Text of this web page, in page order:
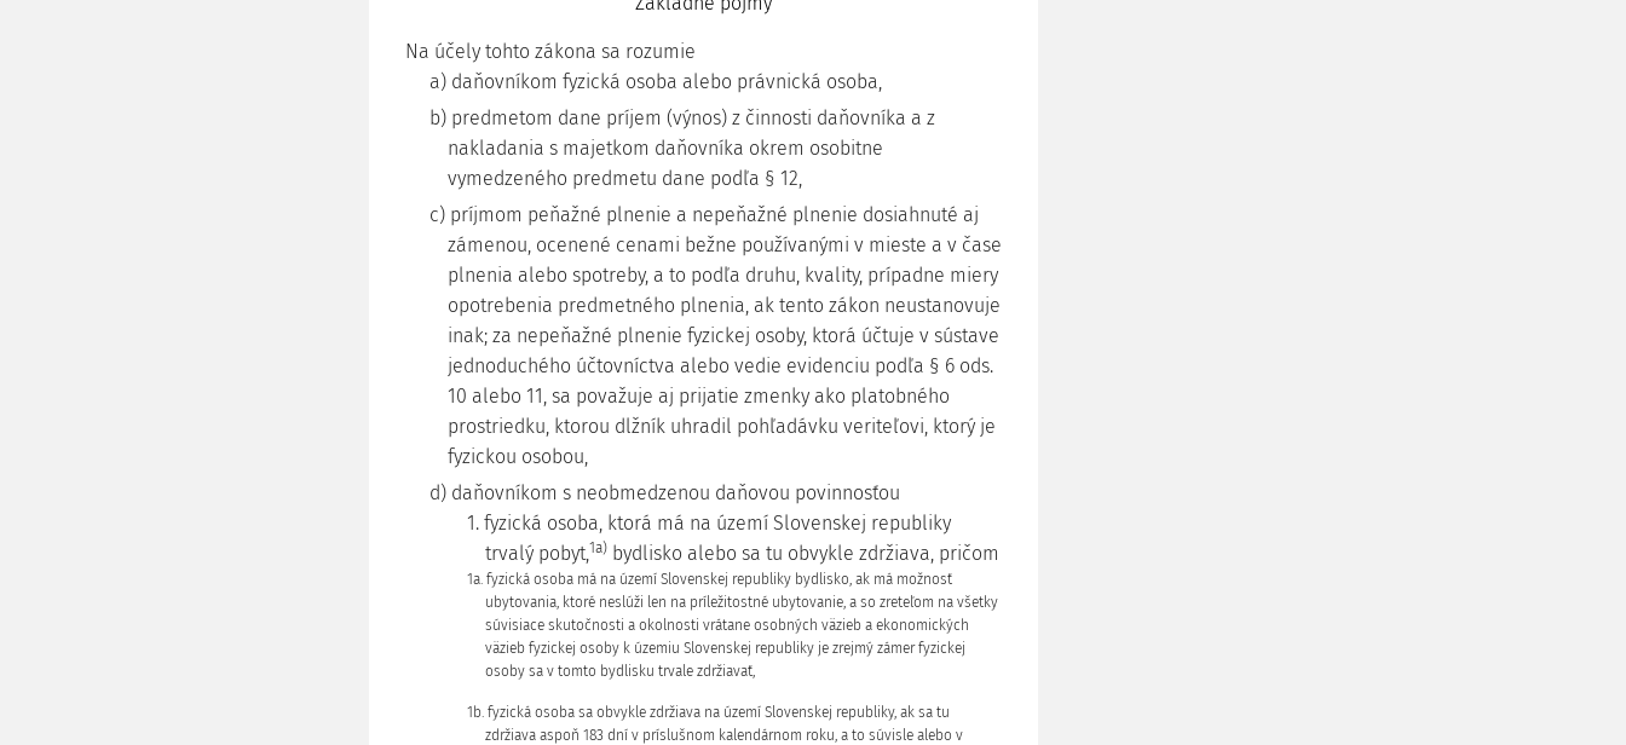
Na účely tohto zákona sa rozumie
a) daňovníkom fyzická osoba alebo právnická osoba,
b) predmetom dane príjem (výnos) z činnosti daňovníka a z
nakladania s majetkom daňovníka okrem osobitne
vymedzeného predmetu dane podľa § 12,
c) príjmom peňažné plnenie a nepeňažné plnenie dosiahnuté aj
zámenou, ocenené cenami bežne používanými v mieste a v čase
plnenia alebo spotreby, a to podľa druhu, kvality, prípadne miery
opotrebenia predmetného plnenia, ak tento zákon neustanovuje
inak; za nepeňažné plnenie fyzickej osoby, ktorá účtuje v sústave
jednoduchého účtovníctva alebo vedie evidenciu podľa § 6 ods.
10 alebo 11, sa považuje aj prijatie zmenky ako platobného
prostriedku, ktorou dlžník uhradil pohľadávku veriteľovi, ktorý je
fyzickou osobou,
d) daňovníkom s neobmedzenou daňovou povinnosťou
1. fyzická osoba, ktorá má na území Slovenskej republiky
trvalý pobyt,1a)bydlisko alebo sa tu obvykle zdržiava, pričom
1a. fyzická osoba má na území Slovenskej republiky bydlisko, ak má možnosť
ubytovania, ktoré neslúži len na príležitostné ubytovanie, a so zreteľom na všetky
súvisiace skutočnosti a okolnosti vrátane osobných väzieb a ekonomických
väzieb fyzickej osoby k územiu Slovenskej republiky je zrejmý zámer fyzickej
osoby sa v tomto bydlisku trvale zdržiavať,
1b. fyzická osoba sa obvykle zdržiava na území Slovenskej republiky, ak sa tu
zdržiava aspoň 183 dní v príslušnom kalendárnom roku, a to súvisle alebo v